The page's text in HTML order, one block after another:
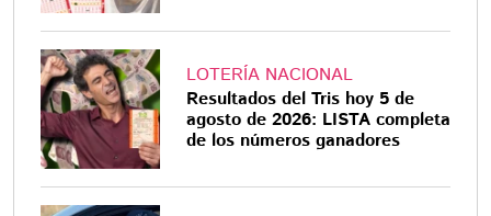
LOTERÍA NACIONAL
Resultados del Tris hoy 5 de
agosto de 2026: LISTA completa
de los números ganadores